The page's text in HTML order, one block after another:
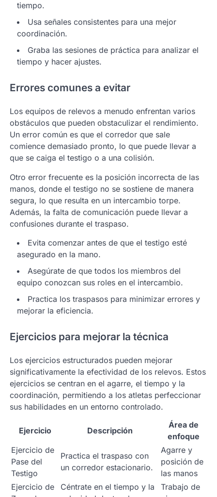
tiempo.
Usa señales consistentes para una mejor
coordinación.
Graba las sesiones de práctica para analizar el
tiempo y hacer ajustes.
Errores comunes a evitar
Los equipos de relevos a menudo enfrentan varios
obstáculos que pueden obstaculizar el rendimiento.
Un error común es que el corredor que sale
comience demasiado pronto, lo que puede llevar a
que se caiga el testigo o a una colisión.
Otro error frecuente es la posición incorrecta de las
manos, donde el testigo no se sostiene de manera
segura, lo que resulta en un intercambio torpe.
Además, la falta de comunicación puede llevar a
confusiones durante el traspaso.
Evita comenzar antes de que el testigo esté
asegurado en la mano.
Asegúrate de que todos los miembros del
equipo conozcan sus roles en el intercambio.
Practica los traspasos para minimizar errores y
mejorar la eficiencia.
Ejercicios para mejorar la técnica
Los ejercicios estructurados pueden mejorar
significativamente la efectividad de los relevos. Estos
ejercicios se centran en el agarre, el tiempo y la
coordinación, permitiendo a los atletas perfeccionar
sus habilidades en un entorno controlado.
Ejercicio Descripción
Área de
enfoque
Ejercicio de
Pase del
Testigo
Practica el traspaso con
un corredor estacionario.
Agarre y
posición de
las manos
Ejercicio de
Céntrate en el tiempo y la
Trabajo de